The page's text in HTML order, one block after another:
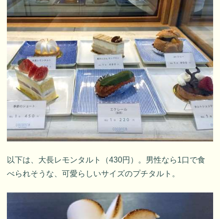
以下は、大長レモンタルト（430円）。男性なら1口で食
べられそうな、可愛らしいサイズのプチタルト。